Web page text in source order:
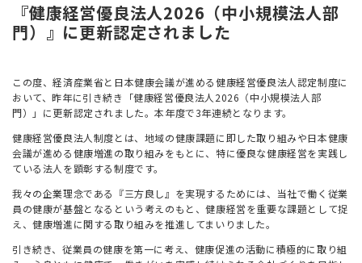
『健康経営優良法人2026（中小規模法人部
門）』に更新認定されました
この度、経済産業省と日本健康会議が進める健康経営優良法人認定制度に
おいて、昨年に引き続き「健康経営優良法人2026（中小規模法人部
門）」に更新認定されました。本年度で3年連続となります。
健康経営優良法人制度とは、地域の健康課題に即した取り組みや日本健康
会議が進める健康増進の取り組みをもとに、特に優良な健康経営を実践し
ている法人を顕彰する制度です。
我々の企業理念である『三方良し』を実現するためには、当社で働く従業
員の健康が基盤となるという考えのもと、健康経営を重要な課題として捉
え、健康増進に関する取り組みを推進してまいりました。
引き続き、従業員の健康を第一に考え、健康促進の活動に積極的に取り組